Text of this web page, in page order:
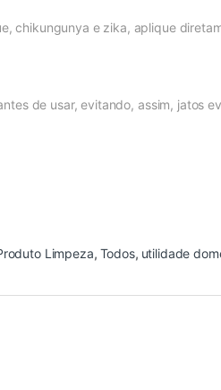
chikungunya e zika, aplique
de usar, evitando, assim, jatos
Limpeza, Todos, utilidade